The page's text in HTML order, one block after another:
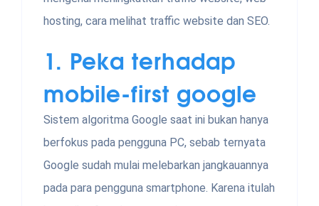
hosting, cara melihat traffic website dan SEO.
1. Peka terhadap
mobile-first google
Sistem algoritma Google saat ini bukan hanya
berfokus pada pengguna PC, sebab ternyata
Google sudah mulai melebarkan jangkauannya
pada para pengguna smartphone. Karena itulah